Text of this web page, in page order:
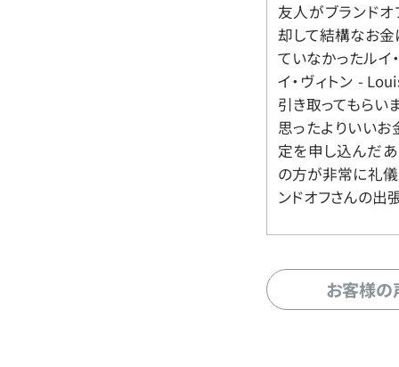
友人がブランド
却して結構なお金
ていなかったルイ
イ・ヴィトン -
引き取ってもらい
思ったよりいいお
定を申し込んだ
の方が非常に礼儀
ンドオフさんの出
お客様